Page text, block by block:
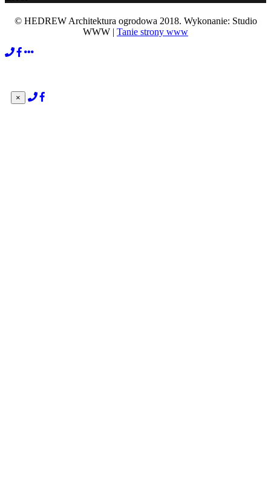
© HEDREW Architektura ogrodowa 2018. Wykonanie: Studio
WWW | Tanie strony www
×